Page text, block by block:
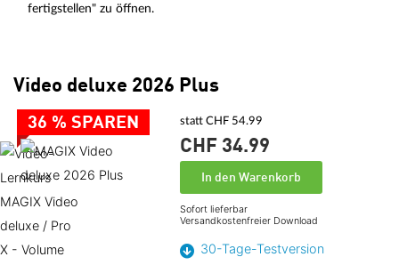
fertigstellen" zu öffnen.
Video deluxe 2026 Plus
36 % SPAREN statt CHF 54.99
CHF 34.99
In den Warenkorb
Sofort lieferbar
Versandkostenfreier Download
30-Tage-Testversion